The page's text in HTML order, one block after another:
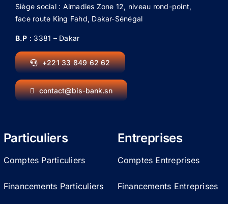
Siège social : Almadies Zone 12, niveau rond-point,
face route King Fahd, Dakar-Sénégal
B.P : 3381 – Dakar
+221 33 849 62 62
contact@bis-bank.sn
Particuliers
Comptes Particuliers
Financements Particuliers
Entreprises
Comptes Entreprises
Financements Entreprises